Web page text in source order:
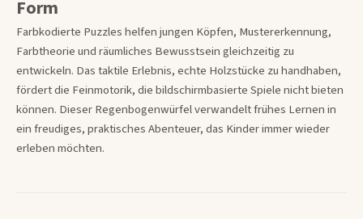
Form
Farbkodierte Puzzles helfen jungen Köpfen, Mustererkennung,
Farbtheorie und räumliches Bewusstsein gleichzeitig zu
entwickeln. Das taktile Erlebnis, echte Holzstücke zu handhaben,
fördert die Feinmotorik, die bildschirmbasierte Spiele nicht bieten
können. Dieser Regenbogenwürfel verwandelt frühes Lernen in
ein freudiges, praktisches Abenteuer, das Kinder immer wieder
erleben möchten.